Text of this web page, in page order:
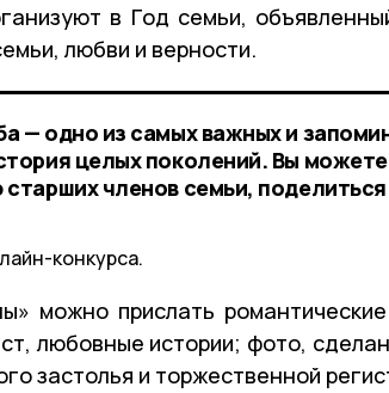
в Год семьи,
любви и верности.
— одно из самых важных и
целых поколений. Вы
членов семьи,
конкурса.
можно прислать
любовные истории; фото,
застолья и торжественной